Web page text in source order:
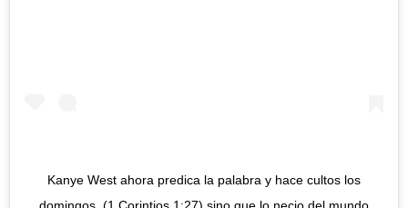
Kanye West ahora predica la palabra y hace cultos los